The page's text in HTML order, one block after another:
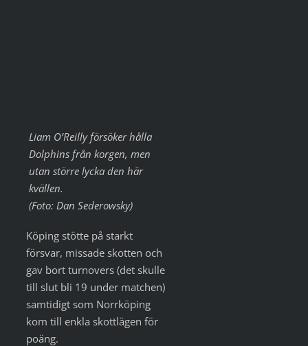
Liam O’Reilly försöker hålla
Dolphins från korgen, men
utan större lycka den här
kvällen.
(Foto: Dan Sederowsky)
Köping stötte på starkt
försvar, missade skotten och
gav bort turnovers (det skulle
till slut bli 19 under matchen)
samtidigt som Norrköping
kom till enkla skottlägen för
poäng.